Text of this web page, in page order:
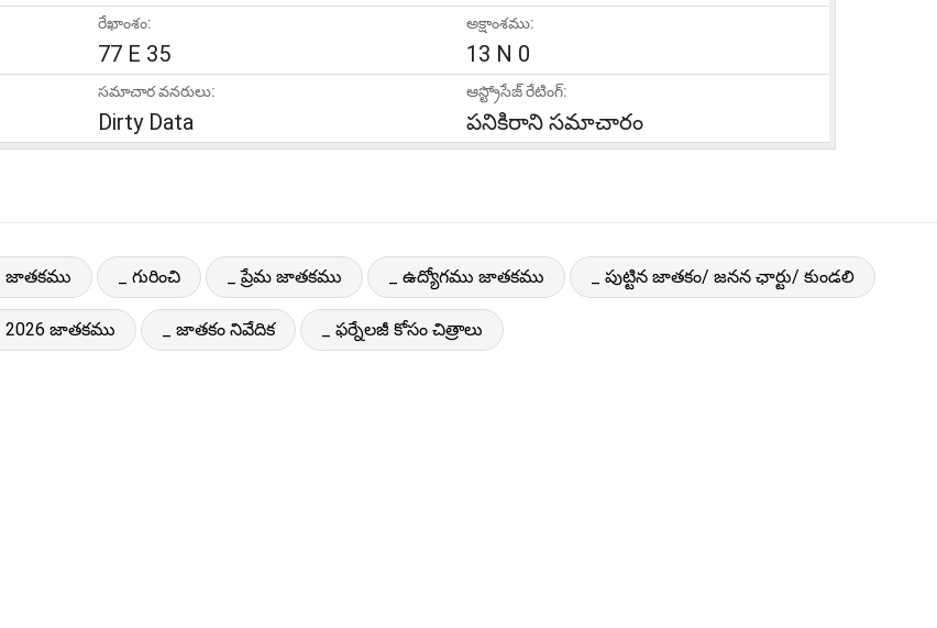
రేఖాంశం:
77 E 35
అక్షాంశము:
13 N 0
సమాచార వనరులు:
Dirty Data
ఆస్ట్రోసేజ్ రేటింగ్:
పనికిరాని సమాచారం
_ జాతకము _ గురించి _ ప్రేమ జాతకము _ ఉద్యోగము జాతకము _ పుట్టిన జాతకం/ జనన ఛార్టు/ కుండలి
_ 2026 జాతకము _ జాతకం నివేదిక _ ఫర్నేలజీ కోసం చిత్రాలు